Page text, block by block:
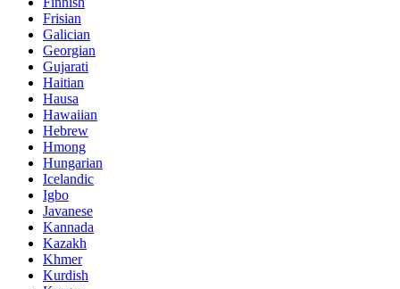
Frisian
Galician
Georgian
Gujarati
Haitian
Hausa
Hawaiian
Hebrew
Hmong
Hungarian
Icelandic
Igbo
Javanese
Kannada
Kazakh
Khmer
Kurdish